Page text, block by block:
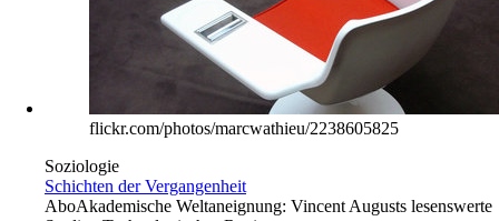
Paketflut wird umgeleitet
Um Kosten beim Retourengeschäft zu sparen, macht sich
Amazon das innereuropäische Lohngefälle zunutze.
Feuilleton